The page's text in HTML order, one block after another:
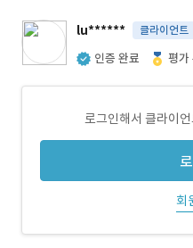
lu****** 클라이언트
인증 완료 평가
로그인해서 클라이
회